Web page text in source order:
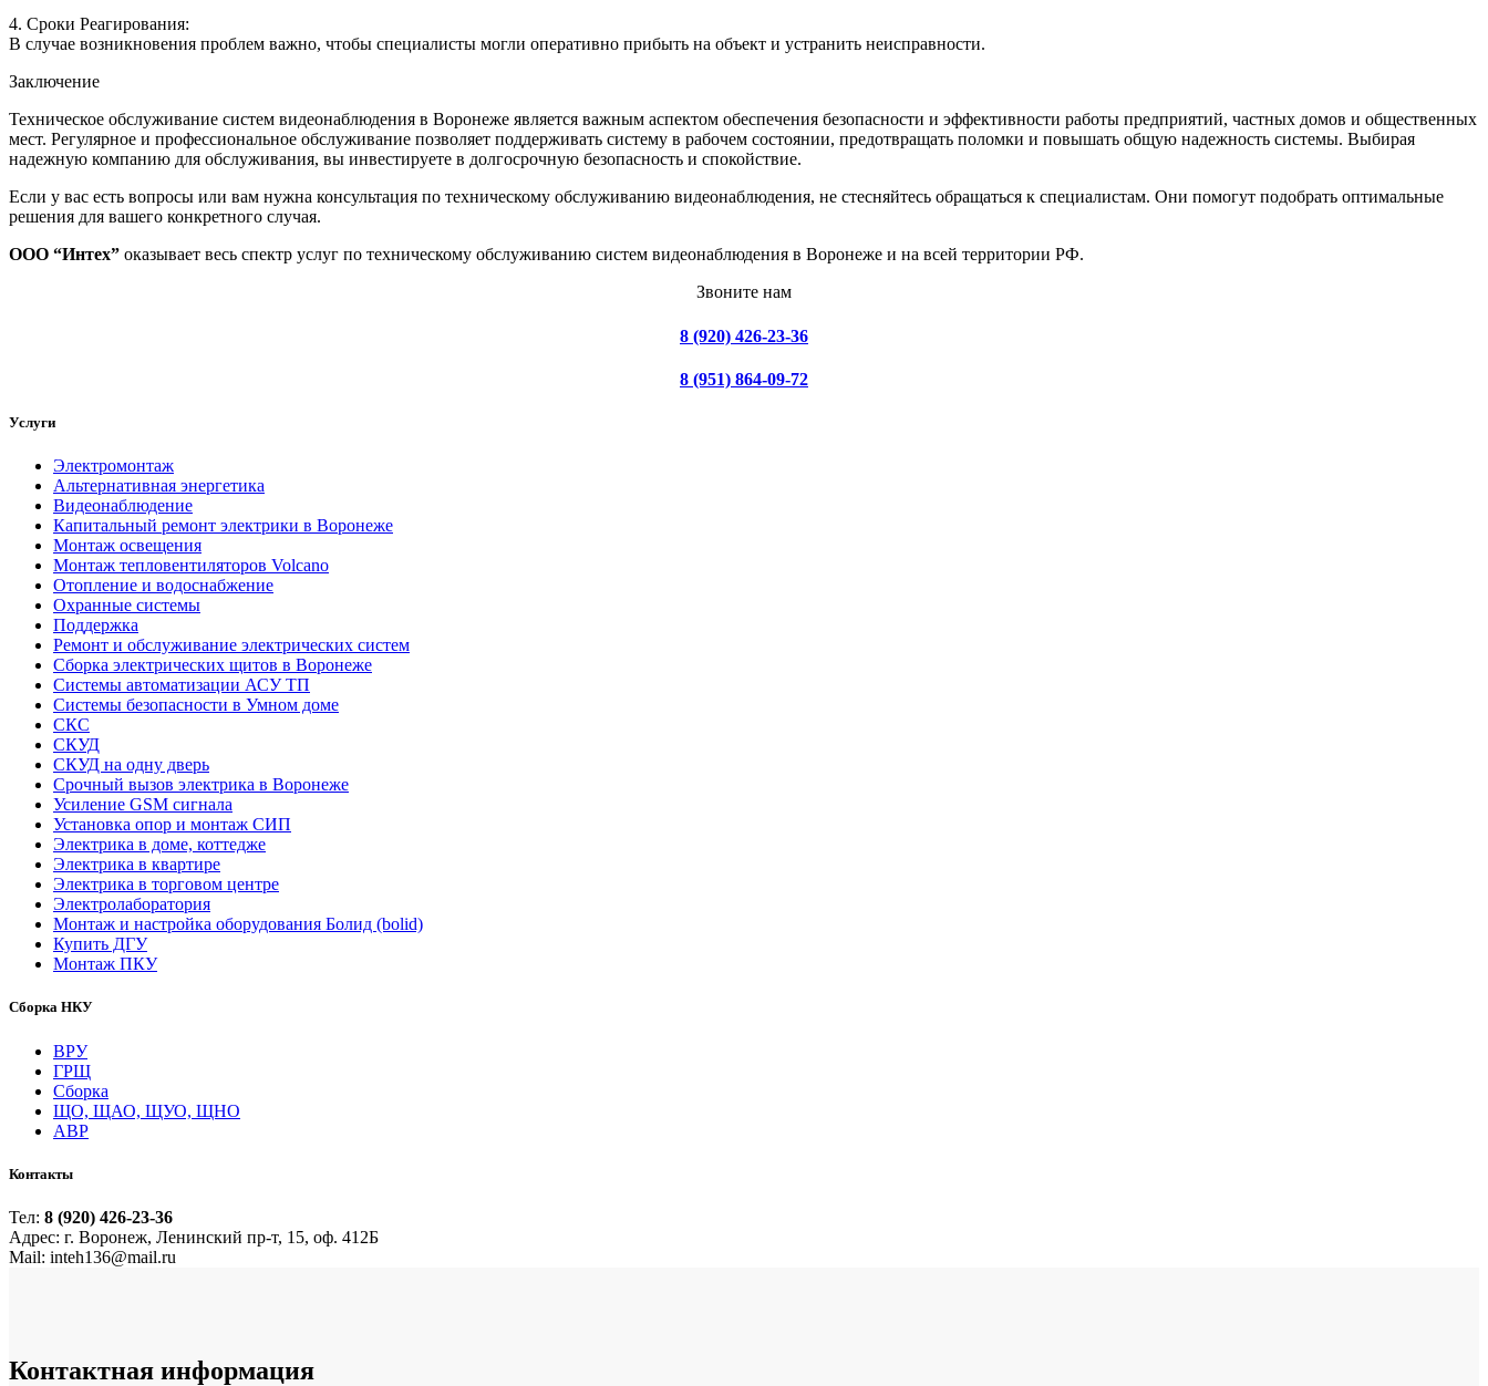
4. Сроки Реагирования:
В случае возникновения проблем важно, чтобы специалисты могли оперативно прибыть на объект и устранить неисправности.
Заключение
Техническое обслуживание систем видеонаблюдения в Воронеже является важным аспектом обеспечения безопасности и эффективности работы предприятий, частных домов и общественных
мест. Регулярное и профессиональное обслуживание позволяет поддерживать систему в рабочем состоянии, предотвращать поломки и повышать общую надежность системы. Выбирая
надежную компанию для обслуживания, вы инвестируете в долгосрочную безопасность и спокойствие.
Если у вас есть вопросы или вам нужна консультация по техническому обслуживанию видеонаблюдения, не стесняйтесь обращаться к специалистам. Они помогут подобрать оптимальные
решения для вашего конкретного случая.
ООО “Интех” оказывает весь спектр услуг по техническому обслуживанию систем видеонаблюдения в Воронеже и на всей территории РФ.
Звоните нам
8 (920) 426-23-36
8 (951) 864-09-72
Услуги
Электромонтаж
Альтернативная энергетика
Видеонаблюдение
Капитальный ремонт электрики в Воронеже
Монтаж освещения
Монтаж тепловентиляторов Volcano
Отопление и водоснабжение
Охранные системы
Поддержка
Ремонт и обслуживание электрических систем
Сборка электрических щитов в Воронеже
Системы автоматизации АСУ ТП
Системы безопасности в Умном доме
СКС
СКУД
СКУД на одну дверь
Срочный вызов электрика в Воронеже
Усиление GSM сигнала
Установка опор и монтаж СИП
Электрика в доме, коттедже
Электрика в квартире
Электрика в торговом центре
Электролаборатория
Монтаж и настройка оборудования Болид (bolid)
Купить ДГУ
Монтаж ПКУ
Сборка НКУ
ВРУ
ГРЩ
Сборка
ЩО, ЩАО, ЩУО, ЩНО
АВР
Контакты
Тел: 8 (920) 426-23-36
Адрес: г. Воронеж, Ленинский пр-т, 15, оф. 412Б
Mail: inteh136@mail.ru
Контактная информация